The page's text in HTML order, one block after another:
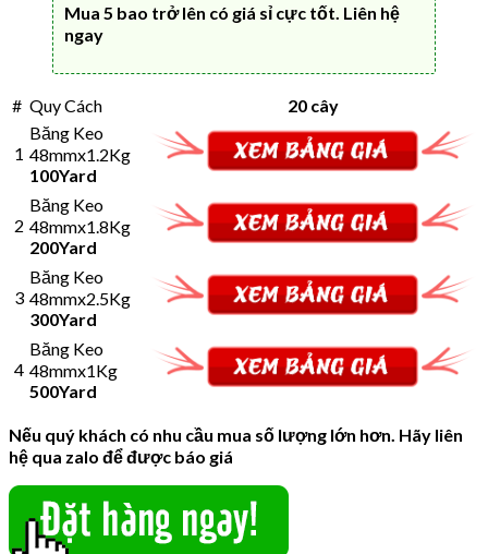
Mua 5 bao trở lên có giá sỉ cực tốt. Liên hệ
ngay
# Quy Cách 20 cây
1
Băng Keo
48mmx1.2Kg
100Yard
2
Băng Keo
48mmx1.8Kg
200Yard
3
Băng Keo
48mmx2.5Kg
300Yard
4
Băng Keo
48mmx1Kg
500Yard
Nếu quý khách có nhu cầu mua số lượng lớn hơn. Hãy liên
hệ qua zalo để được báo giá